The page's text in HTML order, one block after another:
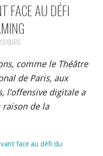
FACE AU DÉFI
comme le Théâtre
de Paris, aux
l’offensive digitale a
raison de la
face au défi du